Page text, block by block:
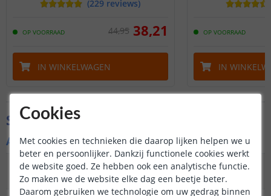
(229 reviews)
OP VOORRAAD 44,95 38,21
IN WINKELWAGEN
OP VOORRAAD
IN
Specificaties
Algemene kenmerken
Type
buitenverlichting
Wandlamp
Cookies
Met cookies en technieken die daarop lijken helpen we u
beter en persoonlijker. Dankzij functionele cookies werkt
de website goed. Ze hebben ook een analytische functie.
Zo maken we de website elke dag een beetje beter.
Daarom gebruiken we technologie om uw gedrag binnen